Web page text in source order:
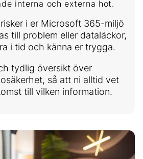
interna och externa hot.
i er Microsoft 365-miljö
till problem eller dataläckor,
i tid och känna er trygga.
tydlig översikt över
så att ni alltid vet
till vilken information.